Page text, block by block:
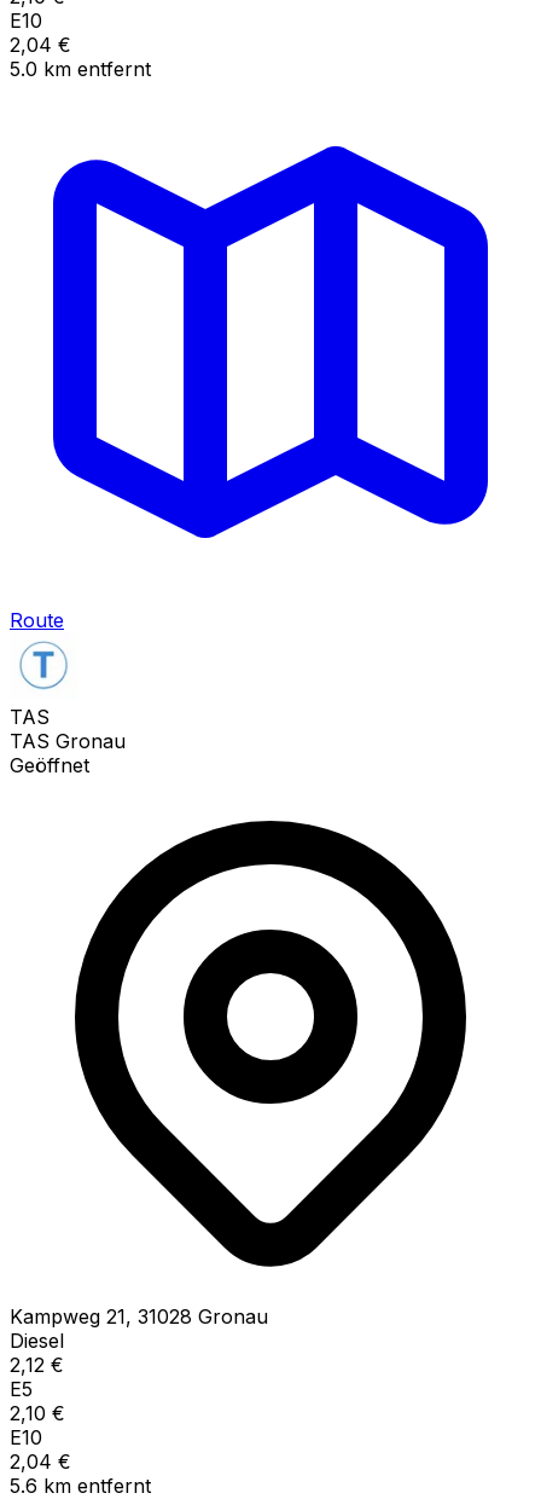
E10
2,04 €
5.0 km entfernt
Route
TAS
TAS Gronau
Geöffnet
Kampweg 21, 31028 Gronau
Diesel
2,12 €
E5
2,10 €
E10
2,04 €
5.6 km entfernt